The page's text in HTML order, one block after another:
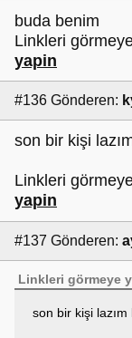
buda benim
Linkleri
yapin
#136 Gönderen:
son bir kişi
Linkleri
yapin
#137 Gönderen:
Linkleri görmeye
son bir kişi lazım